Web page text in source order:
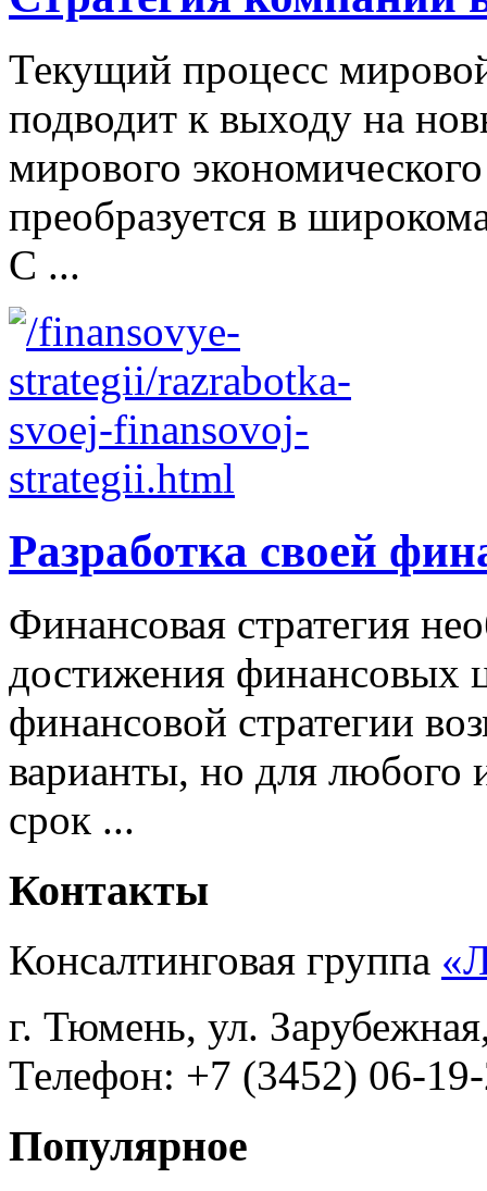
Текущий процесс
подводит к выходу на
мирового
преобразуется в
С ...
Разработка своей
Финансовая стратегия
достижения финансовых
финансовой стратегии
варианты, но для любого
срок ...
Контакты
Консалтинговая группа
г. Тюмень, ул.
Телефон: +7 (3452) 06-
Популярное